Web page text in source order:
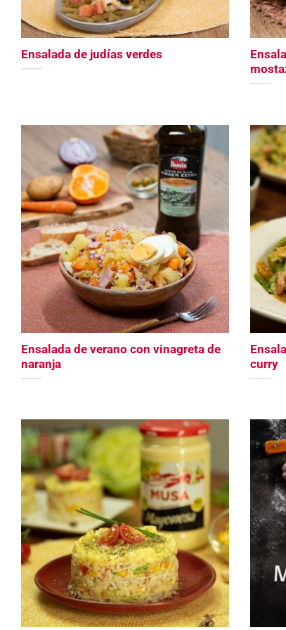
Ensalada de judías verdes
Ensalada de verano con vinagreta de
naranja
curry